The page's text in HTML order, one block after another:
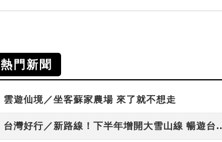
熱門新聞
雲遊仙境／坐客蘇家農場 來了就不想走
台灣好行／新路線！下